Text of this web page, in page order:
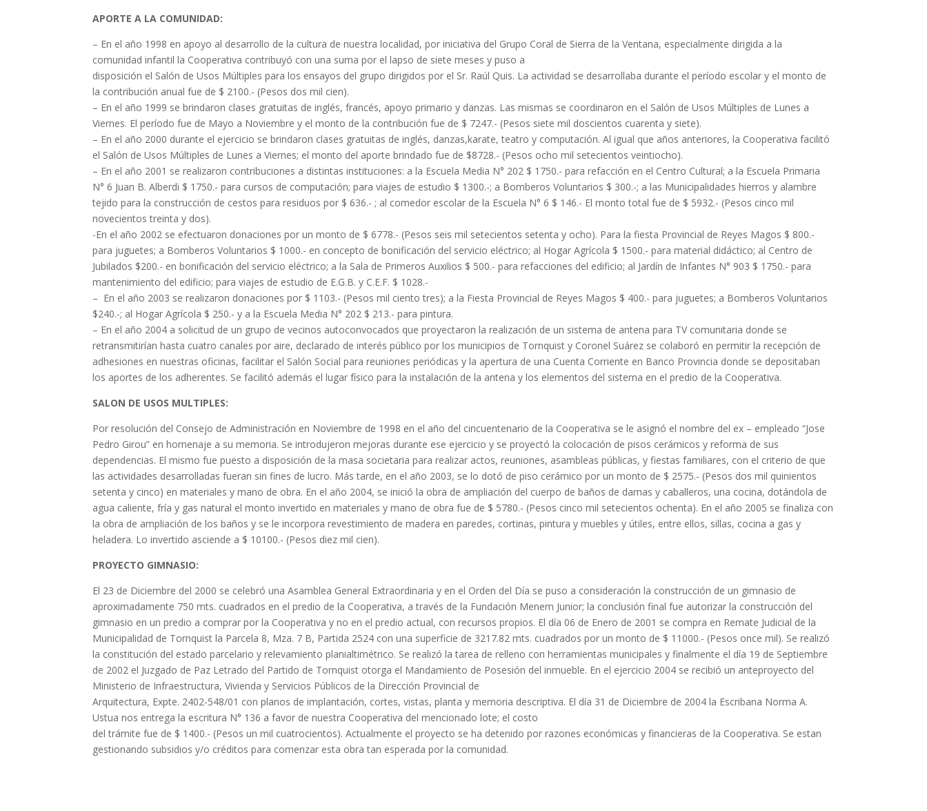
APORTE A LA COMUNIDAD:
– En el año 1998 en apoyo al desarrollo de la cultura de nuestra localidad, por iniciativa del Grupo Coral de Sierra de la Ventana, especialmente dirigida a la
comunidad infantil la Cooperativa contribuyó con una suma por el lapso de siete meses y puso a
disposición el Salón de Usos Múltiples para los ensayos del grupo dirigidos por el Sr. Raúl Quis. La actividad se desarrollaba durante el período escolar y el monto de
la contribución anual fue de $ 2100.- (Pesos dos mil cien).
– En el año 1999 se brindaron clases gratuitas de inglés, francés, apoyo primario y danzas. Las mismas se coordinaron en el Salón de Usos Múltiples de Lunes a
Viernes. El período fue de Mayo a Noviembre y el monto de la contribución fue de $ 7247.- (Pesos siete mil doscientos cuarenta y siete).
– En el año 2000 durante el ejercicio se brindaron clases gratuitas de inglés, danzas,karate, teatro y computación. Al igual que años anteriores, la Cooperativa facilitó
el Salón de Usos Múltiples de Lunes a Viernes; el monto del aporte brindado fue de $8728.- (Pesos ocho mil setecientos veintiocho).
– En el año 2001 se realizaron contribuciones a distintas instituciones: a la Escuela Media N° 202 $ 1750.- para refacción en el Centro Cultural; a la Escuela Primaria
N° 6 Juan B. Alberdi $ 1750.- para cursos de computación; para viajes de estudio $ 1300.-; a Bomberos Voluntarios $ 300.-; a las Municipalidades hierros y alambre
tejido para la construcción de cestos para residuos por $ 636.- ; al comedor escolar de la Escuela N° 6 $ 146.- El monto total fue de $ 5932.- (Pesos cinco mil
novecientos treinta y dos).
-En el año 2002 se efectuaron donaciones por un monto de $ 6778.- (Pesos seis mil setecientos setenta y ocho). Para la fiesta Provincial de Reyes Magos $ 800.-
para juguetes; a Bomberos Voluntarios $ 1000.- en concepto de bonificación del servicio eléctrico; al Hogar Agrícola $ 1500.- para material didáctico; al Centro de
Jubilados $200.- en bonificación del servicio eléctrico; a la Sala de Primeros Auxilios $ 500.- para refacciones del edificio; al Jardín de Infantes N° 903 $ 1750.- para
mantenimiento del edificio; para viajes de estudio de E.G.B. y C.E.F. $ 1028.-
– En el año 2003 se realizaron donaciones por $ 1103.- (Pesos mil ciento tres); a la Fiesta Provincial de Reyes Magos $ 400.- para juguetes; a Bomberos Voluntarios
$240.-; al Hogar Agrícola $ 250.- y a la Escuela Media N° 202 $ 213.- para pintura.
– En el año 2004 a solicitud de un grupo de vecinos autoconvocados que proyectaron la realización de un sistema de antena para TV comunitaria donde se
retransmitirían hasta cuatro canales por aire, declarado de interés público por los municipios de Tornquist y Coronel Suárez se colaboró en permitir la recepción de
adhesiones en nuestras oficinas, facilitar el Salón Social para reuniones periódicas y la apertura de una Cuenta Corriente en Banco Provincia donde se depositaban
los aportes de los adherentes. Se facilitó además el lugar físico para la instalación de la antena y los elementos del sistema en el predio de la Cooperativa.
SALON DE USOS MULTIPLES:
Por resolución del Consejo de Administración en Noviembre de 1998 en el año del cincuentenario de la Cooperativa se le asignó el nombre del ex – empleado “Jose
Pedro Girou” en homenaje a su memoria. Se introdujeron mejoras durante ese ejercicio y se proyectó la colocación de pisos cerámicos y reforma de sus
dependencias. El mismo fue puesto a disposición de la masa societaria para realizar actos, reuniones, asambleas públicas, y fiestas familiares, con el criterio de que
las actividades desarrolladas fueran sin fines de lucro. Más tarde, en el año 2003, se lo dotó de piso cerámico por un monto de $ 2575.- (Pesos dos mil quinientos
setenta y cinco) en materiales y mano de obra. En el año 2004, se inició la obra de ampliación del cuerpo de baños de damas y caballeros, una cocina, dotándola de
agua caliente, fría y gas natural el monto invertido en materiales y mano de obra fue de $ 5780.- (Pesos cinco mil setecientos ochenta). En el año 2005 se finaliza con
la obra de ampliación de los baños y se le incorpora revestimiento de madera en paredes, cortinas, pintura y muebles y útiles, entre ellos, sillas, cocina a gas y
heladera. Lo invertido asciende a $ 10100.- (Pesos diez mil cien).
PROYECTO GIMNASIO:
El 23 de Diciembre del 2000 se celebró una Asamblea General Extraordinaria y en el Orden del Día se puso a consideración la construcción de un gimnasio de
aproximadamente 750 mts. cuadrados en el predio de la Cooperativa, a través de la Fundación Menem Junior; la conclusión final fue autorizar la construcción del
gimnasio en un predio a comprar por la Cooperativa y no en el predio actual, con recursos propios. El día 06 de Enero de 2001 se compra en Remate Judicial de la
Municipalidad de Tornquist la Parcela 8, Mza. 7 B, Partida 2524 con una superficie de 3217.82 mts. cuadrados por un monto de $ 11000.- (Pesos once mil). Se realizó
la constitución del estado parcelario y relevamiento planialtimétrico. Se realizó la tarea de relleno con herramientas municipales y finalmente el día 19 de Septiembre
de 2002 el Juzgado de Paz Letrado del Partido de Tornquist otorga el Mandamiento de Posesión del inmueble. En el ejercicio 2004 se recibió un anteproyecto del
Ministerio de Infraestructura, Vivienda y Servicios Públicos de la Dirección Provincial de
Arquitectura, Expte. 2402-548/01 con planos de implantación, cortes, vistas, planta y memoria descriptiva. El día 31 de Diciembre de 2004 la Escribana Norma A.
Ustua nos entrega la escritura N° 136 a favor de nuestra Cooperativa del mencionado lote; el costo
del trámite fue de $ 1400.- (Pesos un mil cuatrocientos). Actualmente el proyecto se ha detenido por razones económicas y financieras de la Cooperativa. Se estan
gestionando subsidios y/o créditos para comenzar esta obra tan esperada por la comunidad.